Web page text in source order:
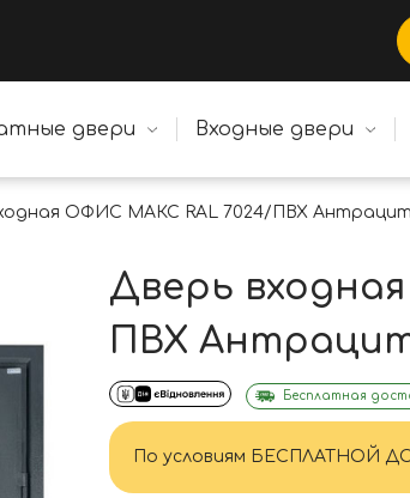
двери Входные двери
ОФИС МАКС RAL 7024/ПВХ Антрацит
Дверь
ПВХ
Бесплатная
По условиям БЕСПЛАТНОЙ